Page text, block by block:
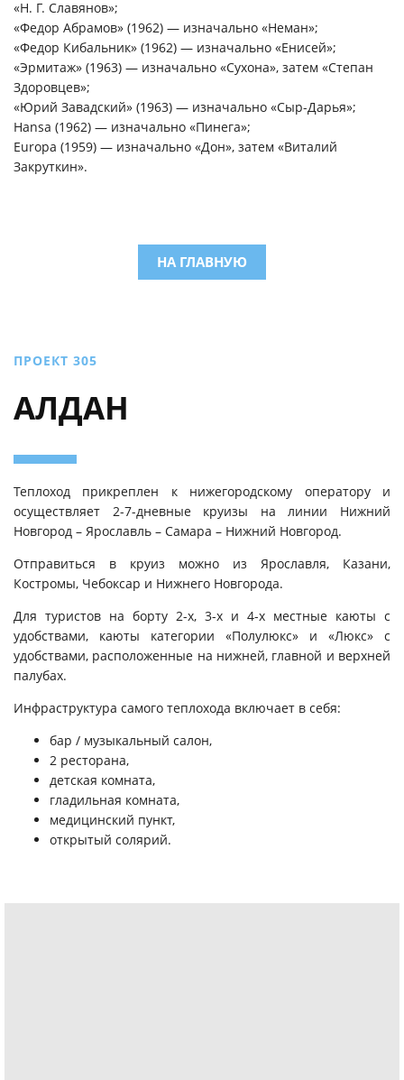
«Н. Г. Славянов»;
«Федор Абрамов» (1962) — изначально «Неман»;
«Федор Кибальник» (1962) — изначально «Енисей»;
«Эрмитаж» (1963) — изначально «Сухона», затем «Степан
Здоровцев»;
«Юрий Завадский» (1963) — изначально «Сыр-Дарья»;
Hansa (1962) — изначально «Пинега»;
Europa (1959) — изначально «Дон», затем «Виталий
Закруткин».
НА ГЛАВНУЮ
ПРОЕКТ 305
АЛДАН
Теплоход прикреплен к нижегородскому оператору и
осуществляет 2-7-дневные круизы на линии Нижний
Новгород – Ярославль – Самара – Нижний Новгород.
Отправиться в круиз можно из Ярославля, Казани,
Костромы, Чебоксар и Нижнего Новгорода.
Для туристов на борту 2-х, 3-х и 4-х местные каюты с
удобствами, каюты категории «Полулюкс» и «Люкс» с
удобствами, расположенные на нижней, главной и верхней
палубах.
Инфраструктура самого теплохода включает в себя:
бар / музыкальный салон,
2 ресторана,
детская комната,
гладильная комната,
медицинский пункт,
открытый солярий.